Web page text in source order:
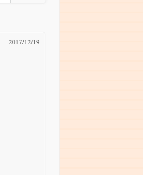
2017/12/19